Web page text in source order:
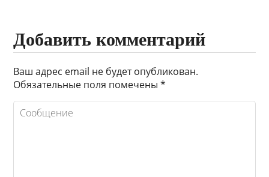
Добавить комментарий
Ваш адрес email не будет опубликован.
Обязательные поля помечены*